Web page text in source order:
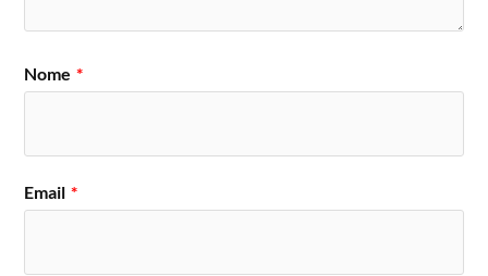
Nome *
Email *